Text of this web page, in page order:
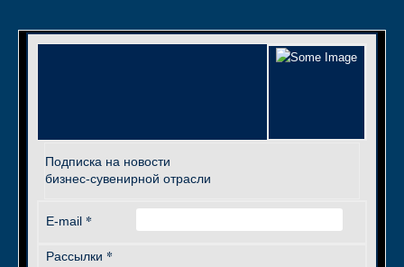
Подписка на новости
бизнес-сувенирной отрасли
E-mail *
Рассылки *